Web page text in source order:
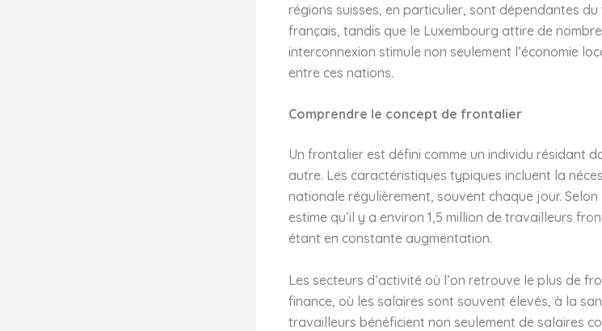
régions suisses, en particulier, sont dépendantes
français, tandis que le Luxembourg attire de
interconnexion stimule non seulement l’économie
entre ces nations.
Comprendre le concept de frontalier
Un frontalier est défini comme un individu résidant
autre. Les caractéristiques typiques incluent la
nationale régulièrement, souvent chaque jour.
estime qu’il y a environ 1,5 million de travailleurs
étant en constante augmentation.
Les secteurs d’activité où l’on retrouve le plus de
finance, où les salaires sont souvent élevés, à la
travailleurs bénéficient non seulement de salaires